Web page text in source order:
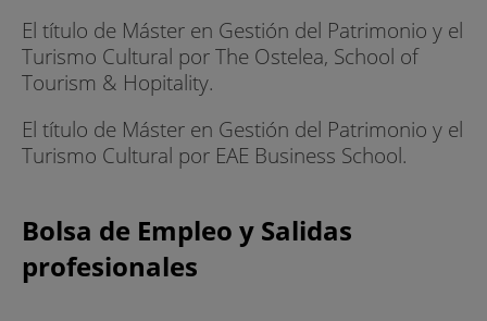
El título de Máster en Gestión del Patrimonio y el
Turismo Cultural por The Ostelea, School of
Tourism & Hopitality.
El título de Máster en Gestión del Patrimonio y el
Turismo Cultural por EAE Business School.
Bolsa de Empleo y Salidas
profesionales